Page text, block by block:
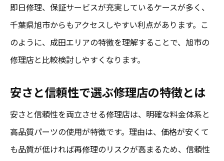
iPhone バッテリー交換 千葉県で選ぶ基準
バッテリー交換の口コミを活かす方法
旭市で安心できるバッテリー交換の秘訣
バッテリー交換時の注意点と費用感
失敗しないiPhone修理店の見つけ方
口コミから学ぶ旭市で信頼される修理ポイント
iPhone修理 口コミが示す信頼の証拠
即日修理、保証サービスが充実しているケースが多く、
千葉県旭市からもアクセスしやすい利点があります。こ
のように、成田エリアの特徴を理解することで、旭市の
修理店と比較検討しやすくなります。
安さと信頼性で選ぶ修理店の特徴とは
安さと信頼性を両立させる修理店は、明確な料金体系と
高品質パーツの使用が特徴です。理由は、価格が安くて
も品質が低ければ再修理のリスクが高まるため、信頼性